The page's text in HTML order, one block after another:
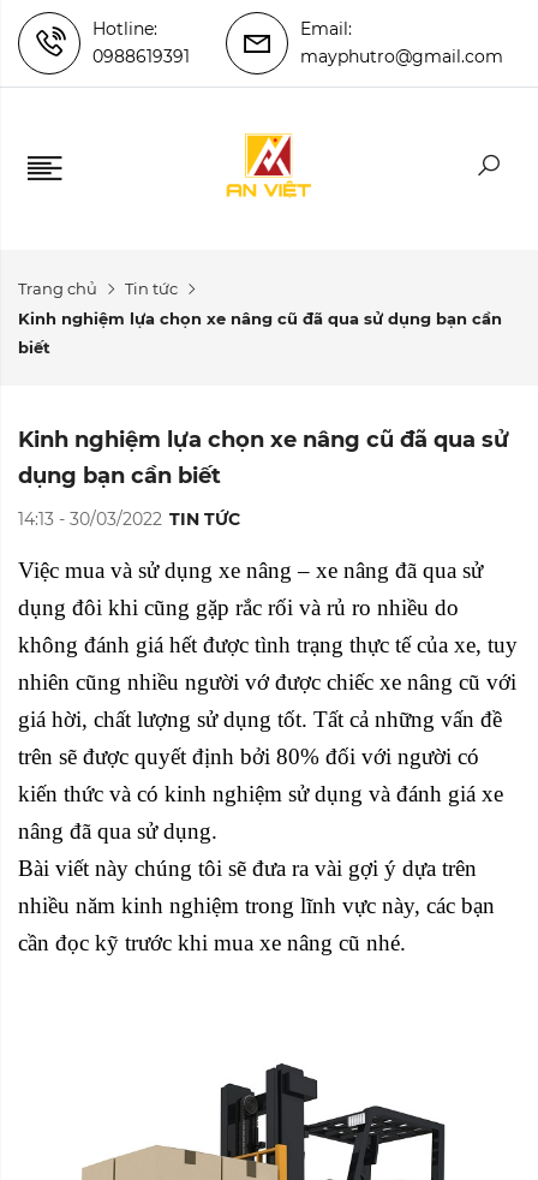
Hotline:
0988619391
Email:
mayphutro@gmail.com
Trang chủ
Tin tức
Kinh nghiệm lựa chọn xe nâng cũ đã qua sử dụng bạn cần
biết
Kinh nghiệm lựa chọn xe nâng cũ đã qua sử
dụng bạn cần biết
14:13 - 30/03/2022 TIN TỨC
Việc mua và sử dụng xe nâng – xe nâng đã qua sử
dụng đôi khi cũng gặp rắc rối và rủ ro nhiều do
không đánh giá hết được tình trạng thực tế của xe, tuy
nhiên cũng nhiều người vớ được chiếc xe nâng cũ với
giá hời, chất lượng sử dụng tốt. Tất cả những vấn đề
trên sẽ được quyết định bởi 80% đối với người có
kiến thức và có kinh nghiệm sử dụng và đánh giá xe
nâng đã qua sử dụng.
Bài viết này chúng tôi sẽ đưa ra vài gợi ý dựa trên
nhiều năm kinh nghiệm trong lĩnh vực này, các bạn
cần đọc kỹ trước khi mua xe nâng cũ nhé.